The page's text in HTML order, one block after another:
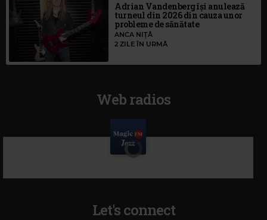
Adrian Vandenberg își anulează
turneul din 2026 din cauza unor
probleme de sănătate
ANCA NIȚĂ
2 ZILE ÎN URMĂ
Web radios
Let's connect